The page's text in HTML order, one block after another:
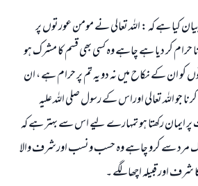
بیان کیا ہے کہ : اللہ تعالی نے مومن عورتوں پر
کر دیا ہے چاہے وہ کسی بھی قسم کا مشرک ہو
کو ان کے نکاح میں نہ دو یہ تم پر حرام ہے ، ان
جو اللہ تعالی اوراس کے رسول صلی اللہ علیہ
پر ایمان رکھتا ہو تمہارے لیے اس سے بہتر ہے کہ
مرد سے کرو چاہے وہ حسب ونسب اورشرف والا
اور قبیلہ اچھا لگے ۔